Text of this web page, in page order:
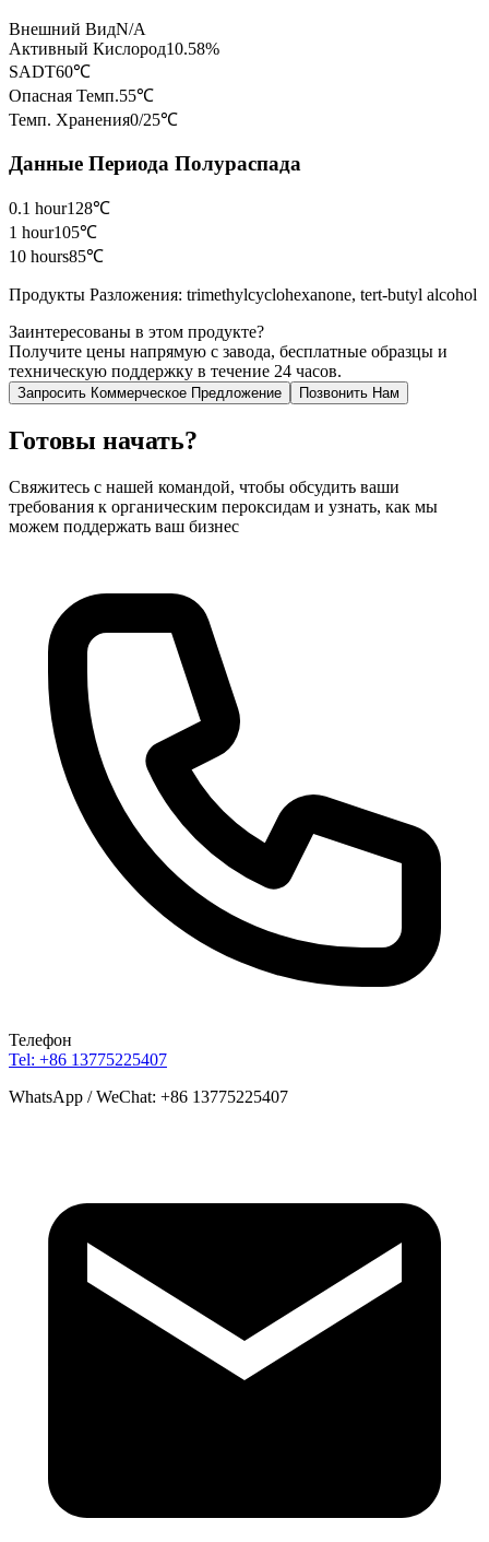
Внешний ВидN/A
Активный Кислород10.58%
SADT60℃
Опасная Темп.55℃
Темп. Хранения0/25℃
Данные Периода Полураспада
0.1 hour128℃
1 hour105℃
10 hours85℃
Продукты Разложения: trimethylcyclohexanone, tert-butyl alcohol
Заинтересованы в этом продукте?
Получите цены напрямую с завода, бесплатные образцы и
техническую поддержку в течение 24 часов.
Запросить Коммерческое Предложение Позвонить Нам
Готовы начать?
Свяжитесь с нашей командой, чтобы обсудить ваши
требования к органическим пероксидам и узнать, как мы
можем поддержать ваш бизнес
Телефон
Tel: +86 13775225407
WhatsApp / WeChat: +86 13775225407